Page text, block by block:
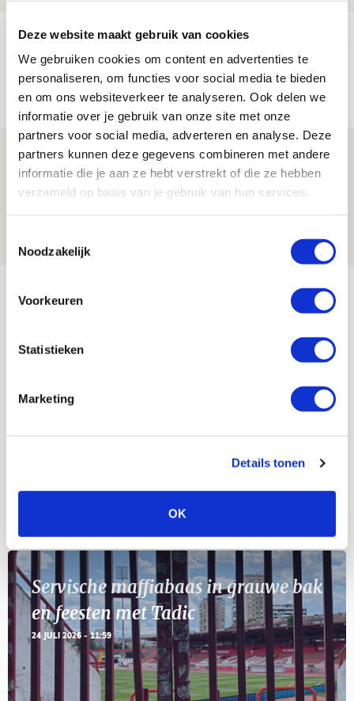
Deze website maakt gebruik van cookies
We gebruiken cookies om content en advertenties te
personaliseren, om functies voor social media te bieden
en om ons websiteverkeer te analyseren. Ook delen we
informatie over je gebruik van onze site met onze
partners voor social media, adverteren en analyse. Deze
partners kunnen deze gegevens combineren met andere
informatie die je aan ze hebt verstrekt of die ze hebben
verzameld op basis van je gebruik van hun services.
Noodzakelijk
Voorkeuren
Statistieken
Marketing
Details tonen
OK
Brandt: ‘Ajax en Cruijff bleven door
mijn hoofd spoken’
07 AUGUSTUS 2026 - 20:02
NIEUWS
Míchel geeft blessure-update en
spreekt over Godts, Baas en
aanwinsten
Selectiedag ballenjongens/-meiden
Geef Mij Maar Amsterdam
Servische maffiabaas in grauwe bak
en feesten met Tadic
24 JULI 2026 - 11:59